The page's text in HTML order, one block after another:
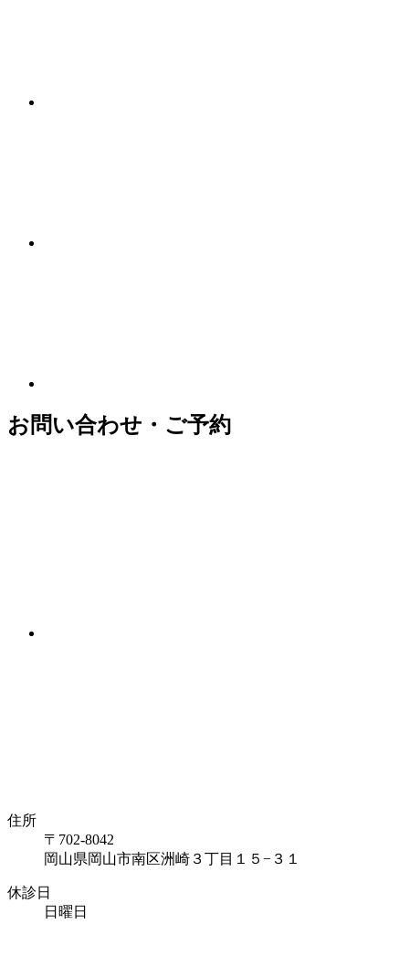
お問い合わせ・ご予約
住所
〒702-8042
岡山県岡山市南区洲崎 ３丁目１５−３１
休診日
日曜日